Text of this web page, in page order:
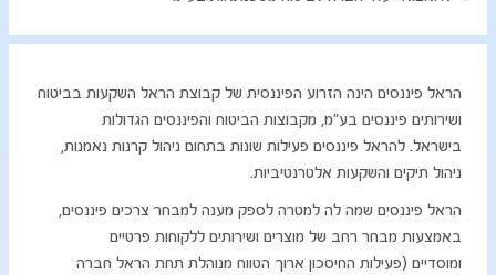
הראל פיננסים הינה הזרוע הפיננסית של קבוצת הראל השקעות בביטוח
ושירותים​ פיננסים בע"מ, מק​בוצות הביטוח והפיננסים הגדולות
בישראל. להראל פיננסים פעילות שונות בתחום ניהול קרנות נאמנות,
ניהול תיקים והשקעות אלטרנטיביות.
הראל פיננסים שמה לה למטרה לספק מענה למבחר צרכים פיננסים,
באמצעות מבחר רחב של מוצרים ושירותים ללקוחות פרטיים
ומוסדיים (פעילות החיסכון ארוך הטווח מנוהלת תחת הראל חברה